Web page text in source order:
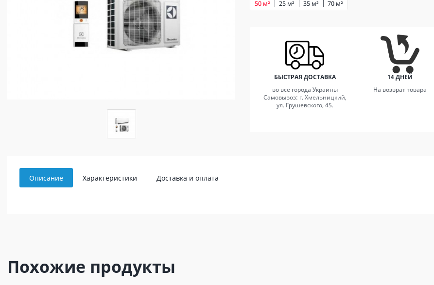
25 м² 35 м²
50 м² 70 м²
БЫСТРАЯ ДОСТАВКА
во все города Украины
Самовывоз: г. Хмельницкий,
ул. Грушевского, 45.
14 ДНЕЙ
На возврат товара
Описание Характеристики Доставка и оплата
Похожие продукты